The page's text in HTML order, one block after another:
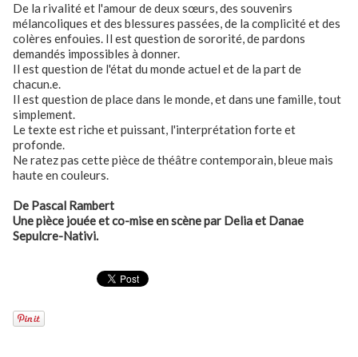
De la rivalité et l'amour de deux sœurs, des souvenirs
mélancoliques et des blessures passées, de la complicité et des
colères enfouies. Il est question de sororité, de pardons
demandés impossibles à donner.
Il est question de l'état du monde actuel et de la part de
chacun.e.
Il est question de place dans le monde, et dans une famille, tout
simplement.
Le texte est riche et puissant, l'interprétation forte et
profonde.
Ne ratez pas cette pièce de théâtre contemporain, bleue mais
haute en couleurs.
De Pascal Rambert
Une pièce jouée et co-mise en scène par Delia et Danae
Sepulcre-Nativi.